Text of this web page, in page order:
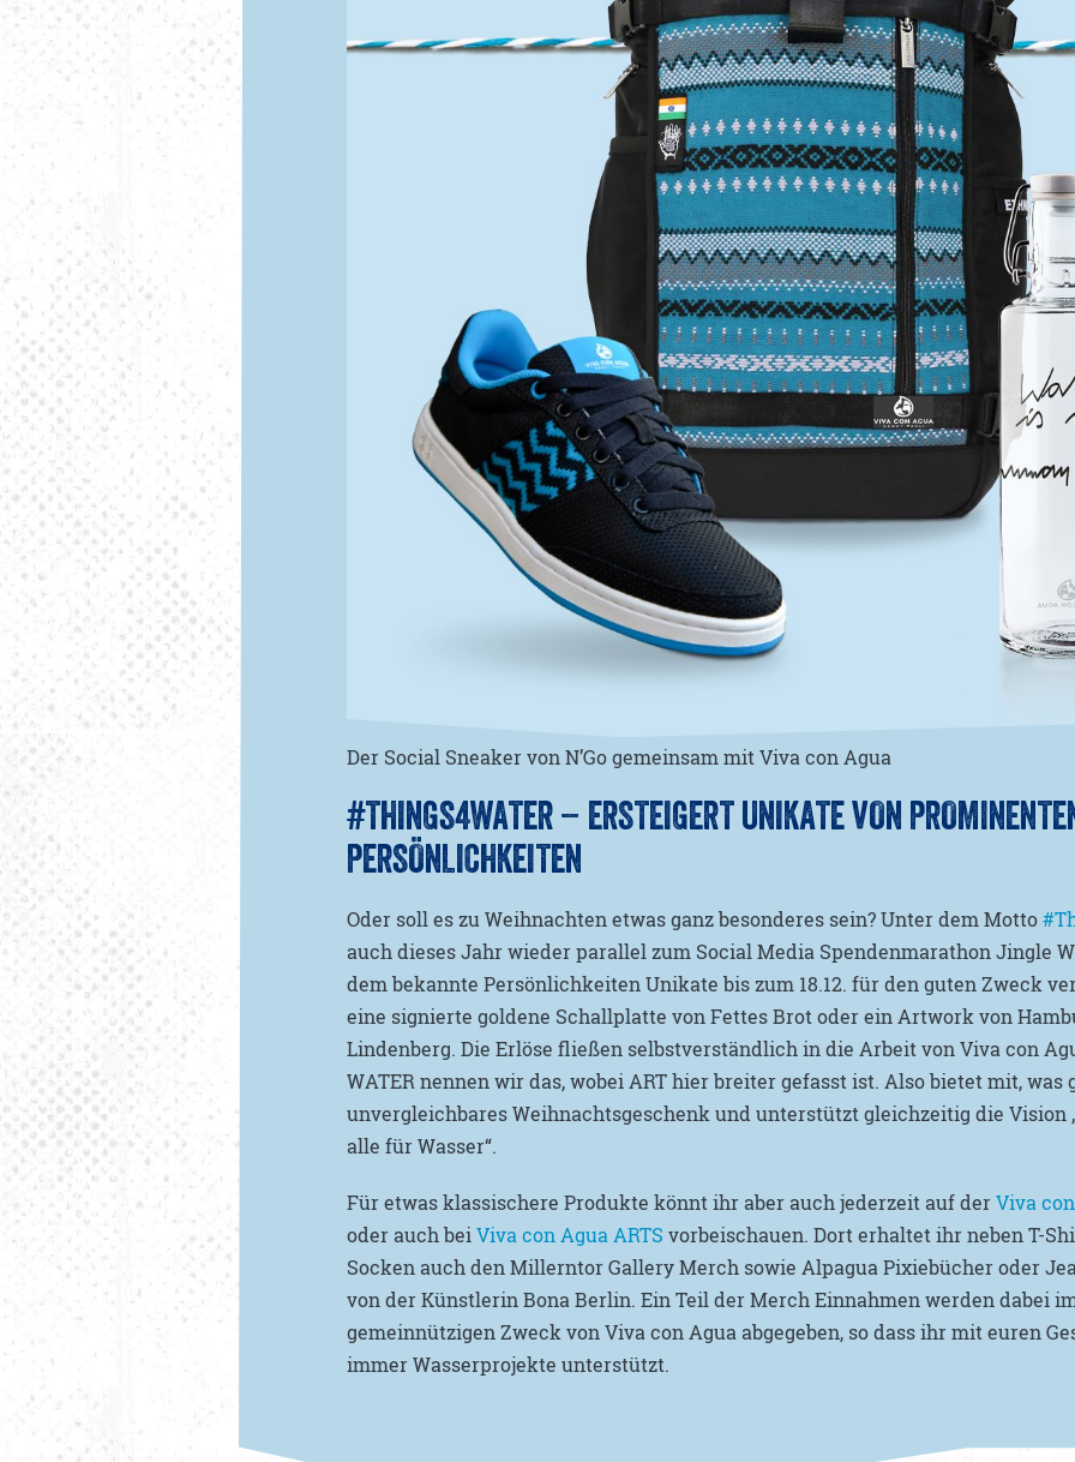
Der Social Sneaker von N’Go gemeinsam mit Viva con Agua
#THINGS4WATER – ERSTEIGERT UNIKATE VON
PERSÖNLICHKEITEN
Oder soll es zu Weihnachten etwas ganz besonderes sein? Unter dem Motto
auch dieses Jahr wieder parallel zum Social Media Spendenmarathon Jingle
dem bekannte Persönlichkeiten Unikate bis zum 18.12. für den guten Zweck
eine signierte goldene Schallplatte von Fettes Brot oder ein Artwork von
Lindenberg. Die Erlöse fließen selbstverständlich in die Arbeit von Viva con
WATER nennen wir das, wobei ART hier breiter gefasst ist. Also bietet mit, was
unvergleichbares Weihnachtsgeschenk und unterstützt gleichzeitig die Vision
alle für Wasser“.
Für etwas klassischere Produkte könnt ihr aber auch jederzeit auf derViva
oder auch beiViva con Agua ARTS vorbeischauen. Dort erhaltet ihr neben T-
Socken auch den Millerntor Gallery Merch sowie Alpagua Pixiebücher oder
von der Künstlerin Bona Berlin. Ein Teil der Merch Einnahmen werden dabei
gemeinnützigen Zweck von Viva con Agua abgegeben, so dass ihr mit euren
immer Wasserprojekte unterstützt.